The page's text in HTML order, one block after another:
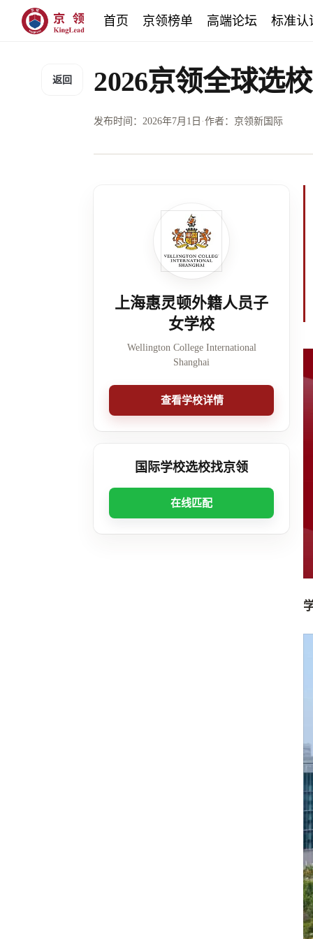
首页 京领榜单 高端论坛 标准认
返回 2026京领全球选
发布时间：2026年7月1日 ·作者：京领新国际
上海惠灵顿外籍人员子
女学校
Wellington College International
Shanghai
查看学校详情
国际学校选校找京领
在线匹配